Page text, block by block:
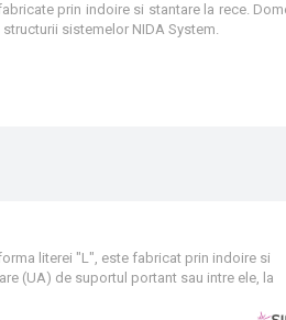
prin indoire si stantare la rece.
sistemelor NIDA System.
literei "L", este fabricat prin indoire si
(UA) de suportul portant sau intre ele, la